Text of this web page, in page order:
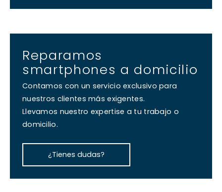
Reparamos
smartphones a domicilio
Contamos con un servicio exclusivo para
nuestros clientes más exigentes.
Llevamos nuestro expertise a tu trabajo o
domicilio.
¿Tienes dudas?